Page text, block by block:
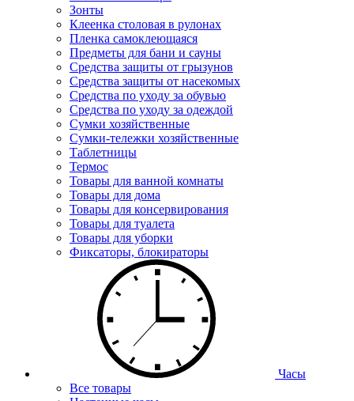
Зонты
Клеенка столовая в рулонах
Пленка самоклеющаяся
Предметы для бани и сауны
Средства защиты от грызунов
Средства защиты от насекомых
Средства по уходу за обувью
Средства по уходу за одеждой
Сумки хозяйственные
Сумки-тележки хозяйственные
Таблетницы
Термос
Товары для ванной комнаты
Товары для дома
Товары для консервирования
Товары для туалета
Товары для уборки
Фиксаторы, блокираторы
Часы
Все товары